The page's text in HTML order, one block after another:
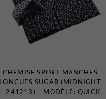
CHEMISE SPORT MANCHES
LONGUES SUGAR (MIDNIGHT
– 241213) – MODÈLE: QUICK